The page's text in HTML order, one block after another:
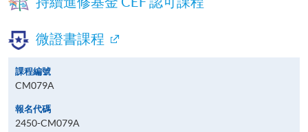
微證書課程
課程編號
CM079A
報名代碼
2450-CM079A